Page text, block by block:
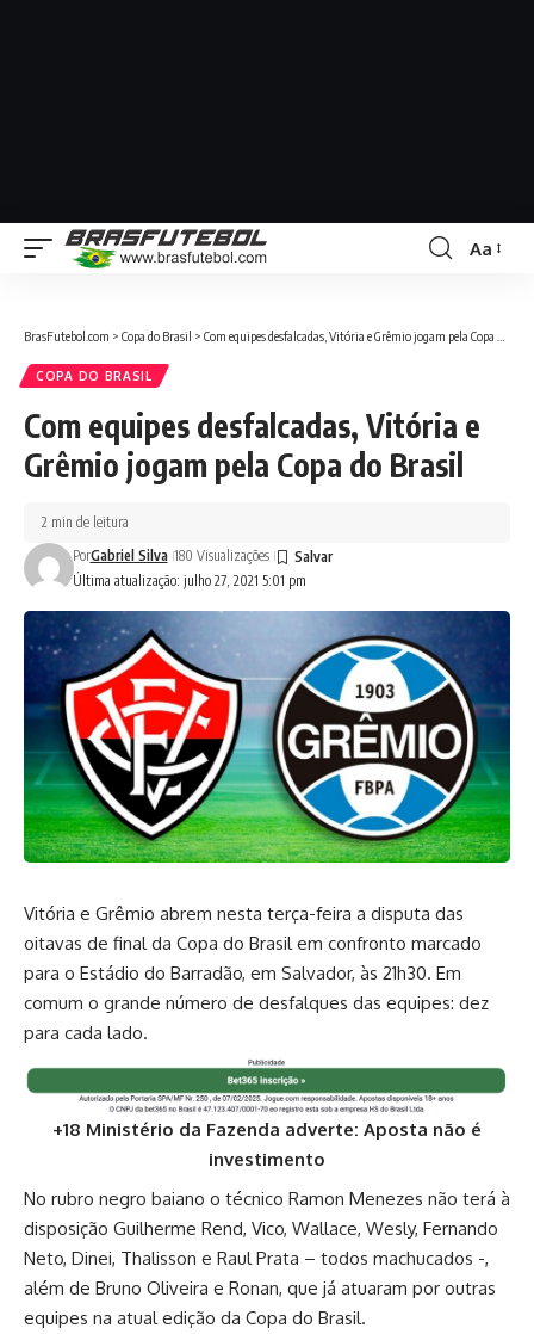
Aa
BrasFutebol.com > Copa do Brasil > Com equipes desfalcadas, Vitória e Grêmio jogam pela Copa do Brasil
COPA DO BRASIL
Com equipes desfalcadas, Vitória e
Grêmio jogam pela Copa do Brasil
Última atualização: julho 27, 2021 5:01 pm
PorGabriel Silva 180 Visualizações
2 min de leitura
Vitória e Grêmio abrem nesta terça-feira a disputa das
oitavas de final da Copa do Brasil em confronto marcado
para o Estádio do Barradão, em Salvador, às 21h30. Em
comum o grande número de desfalques das equipes: dez
para cada lado.
+18 Ministério da Fazenda adverte: Aposta não é
investimento
No rubro negro baiano o técnico Ramon Menezes não terá à
disposição Guilherme Rend, Vico, Wallace, Wesly, Fernando
Neto, Dinei, Thalisson e Raul Prata – todos machucados -,
além de Bruno Oliveira e Ronan, que já atuaram por outras
equipes na atual edição da Copa do Brasil.